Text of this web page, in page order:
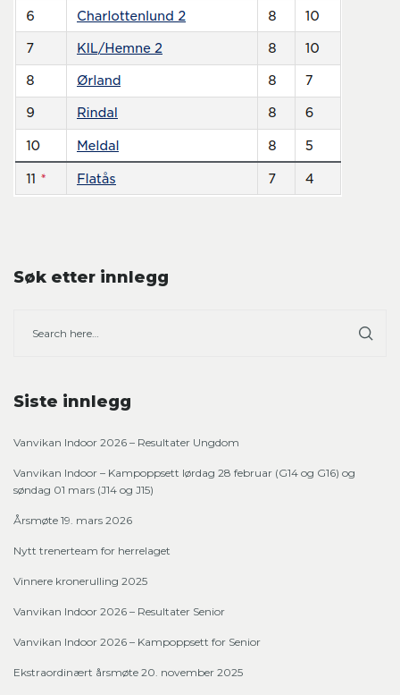
Søk etter innlegg
Siste innlegg
Vanvikan Indoor 2026 – Resultater Ungdom
Vanvikan Indoor – Kampoppsett lørdag 28 februar (G14 og G16) og
søndag 01 mars (J14 og J15)
Årsmøte 19. mars 2026
Nytt trenerteam for herrelaget
Vinnere kronerulling 2025
Vanvikan Indoor 2026 – Resultater Senior
Vanvikan Indoor 2026 – Kampoppsett for Senior
Ekstraordinært årsmøte 20. november 2025